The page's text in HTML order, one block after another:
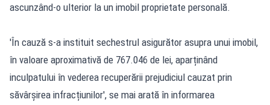
ascunzând-o ulterior la un imobil proprietate personală.
'În cauză s-a instituit sechestrul asigurător asupra unui imobil,
în valoare aproximativă de 767.046 de lei, aparținând
inculpatului în vederea recuperării prejudiciul cauzat prin
săvârșirea infracțiunilor', se mai arată în informarea